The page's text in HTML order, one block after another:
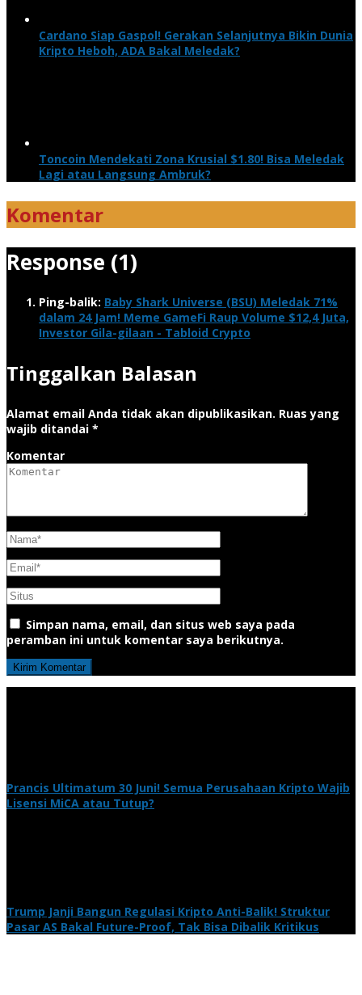
Cardano Siap Gaspol! Gerakan Selanjutnya Bikin Dunia
Kripto Heboh, ADA Bakal Meledak?
Toncoin Mendekati Zona Krusial $1.80! Bisa Meledak
Lagi atau Langsung Ambruk?
Komentar
Response (1)
Ping-balik: Baby Shark Universe (BSU) Meledak 71%
dalam 24 Jam! Meme GameFi Raup Volume $12,4 Juta,
Investor Gila-gilaan - Tabloid Crypto
Tinggalkan Balasan
Alamat email Anda tidak akan dipublikasikan. Ruas yang
wajib ditandai *
Komentar
Simpan nama, email, dan situs web saya pada
peramban ini untuk komentar saya berikutnya.
Prancis Ultimatum 30 Juni! Semua Perusahaan Kripto Wajib
Lisensi MiCA atau Tutup?
Trump Janji Bangun Regulasi Kripto Anti-Balik! Struktur
Pasar AS Bakal Future-Proof, Tak Bisa Dibalik Kritikus